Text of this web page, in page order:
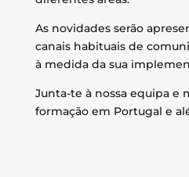
As novidades serão
canais habituais de
à medida da sua
Junta-te à nossa equipa e
formação em Portugal e